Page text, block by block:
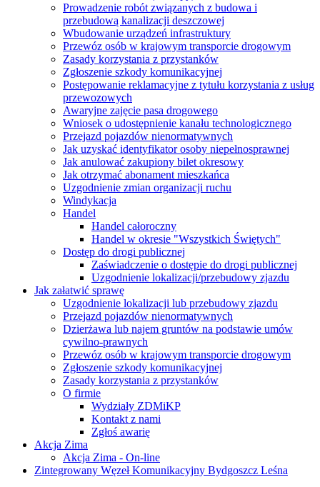
Prowadzenie robót związanych z budowa i
przebudową kanalizacji deszczowej
Wbudowanie urządzeń infrastruktury
Przewóz osób w krajowym transporcie drogowym
Zasady korzystania z przystanków
Zgłoszenie szkody komunikacyjnej
Postępowanie reklamacyjne z tytułu korzystania z usług
przewozowych
Awaryjne zajęcie pasa drogowego
Wniosek o udostępnienie kanału technologicznego
Przejazd pojazdów nienormatywnych
Jak uzyskać identyfikator osoby niepełnosprawnej
Jak anulować zakupiony bilet okresowy
Jak otrzymać abonament mieszkańca
Uzgodnienie zmian organizacji ruchu
Windykacja
Handel
Handel całoroczny
Handel w okresie "Wszystkich Świętych"
Dostęp do drogi publicznej
Zaświadczenie o dostępie do drogi publicznej
Uzgodnienie lokalizacji/przebudowy zjazdu
Jak załatwić sprawę
Uzgodnienie lokalizacji lub przebudowy zjazdu
Przejazd pojazdów nienormatywnych
Dzierżawa lub najem gruntów na podstawie umów
cywilno-prawnych
Przewóz osób w krajowym transporcie drogowym
Zgłoszenie szkody komunikacyjnej
Zasady korzystania z przystanków
O firmie
Wydziały ZDMiKP
Kontakt z nami
Zgłoś awarię
Akcja Zima
Akcja Zima - On-line
Zintegrowany Węzeł Komunikacyjny Bydgoszcz Leśna